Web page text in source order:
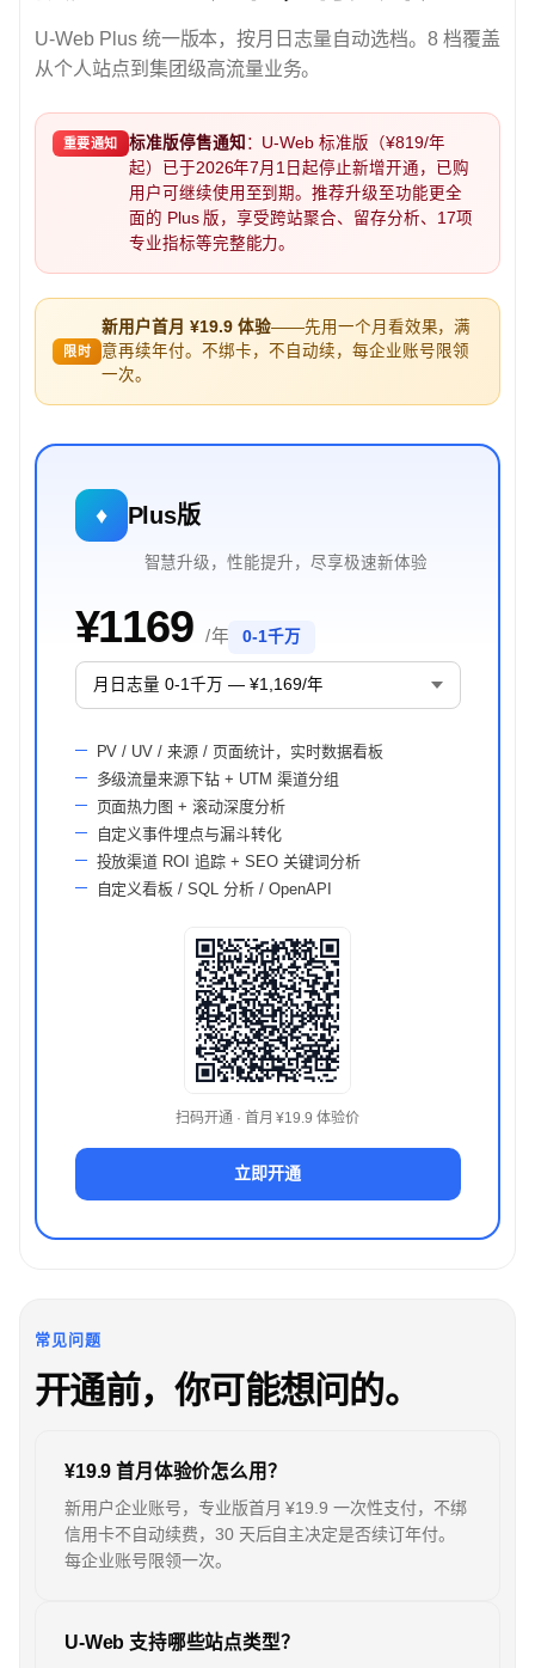
U-Web Plus 统一版本，按月日志量自动选档。8 档覆盖
从个人站点到集团级高流量业务。
重要通知 标准版停售通知 ：U-Web 标准版（¥819/年
起）已于2026年7月1日起停止新增开通，已购
用户可继续使用至到期。推荐升级至功能更全
面的 Plus 版，享受跨站聚合、留存分析、17项
专业指标等完整能力。
限时
新用户首月 ¥19.9 体验——先用一个月看效果，满
意再续年付。不绑卡，不自动续，每企业账号限领
一次。
♦ Plus版
智慧升级，性能提升，尽享极速新体验
¥1169 / 年 0-1千万
PV / UV / 来源 / 页面统计，实时数据看板
多级流量来源下钻 + UTM 渠道分组
页面热力图 + 滚动深度分析
自定义事件埋点与漏斗转化
投放渠道 ROI 追踪 + SEO 关键词分析
自定义看板 / SQL 分析 / OpenAPI
扫码开通 · 首月 ¥19.9 体验价
立即开通
常见问题
开通前，你可能想问的。
¥19.9 首月体验价怎么用？
新用户企业账号，专业版首月 ¥19.9 一次性支付，不绑
信用卡不自动续费，30 天后自主决定是否续订年付。
每企业账号限领一次。
U-Web 支持哪些站点类型？